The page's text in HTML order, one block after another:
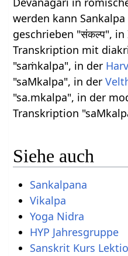
werden kann
geschrieben "संकल्प",
Transkription mit
"saṁkalpa", in der
"saMkalpa", in der
"sa.mkalpa", in der
Transkription
Siehe auch
Sankalpana
Vikalpa
Yoga Nidra
HYP Jahresgruppe
Sanskrit Kurs